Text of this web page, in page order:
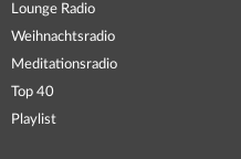
Lounge Radio
Weihnachtsradio
Meditationsradio
Top 40
Playlist